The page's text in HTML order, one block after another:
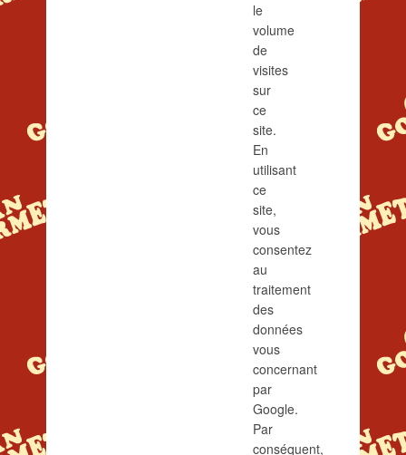
le
volume
de
visites
sur
ce
site.
En
utilisant
ce
site,
vous
consentez
au
traitement
des
données
vous
concernant
par
Google.
Par
conséquent,